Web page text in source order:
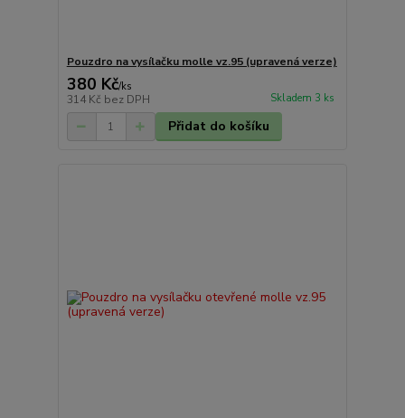
Pouzdro na vysílačku molle vz.95 (upravená verze)
380 Kč/ks
314 Kč bez DPH Skladem 3 ks
Přidat do košíku